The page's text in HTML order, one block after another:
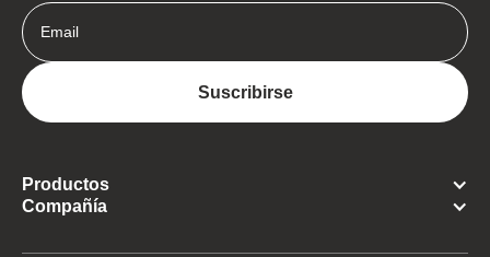
Productos
Compañía